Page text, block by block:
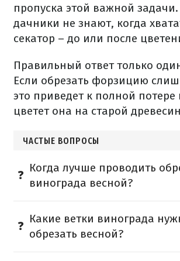
пропуска этой важной
дачники не знают, когда
секатор – до или после
Правильный ответ только
Если обрезать форзицию
это приведет к полной потере
цветет она на старой
ЧАСТЫЕ ВОПРОСЫ
Когда лучше проводить
винограда весной?
Какие ветки винограда
обрезать весной?